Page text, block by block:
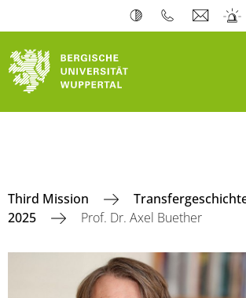
Third Mission
2025
Prof. Dr. Axel Buether